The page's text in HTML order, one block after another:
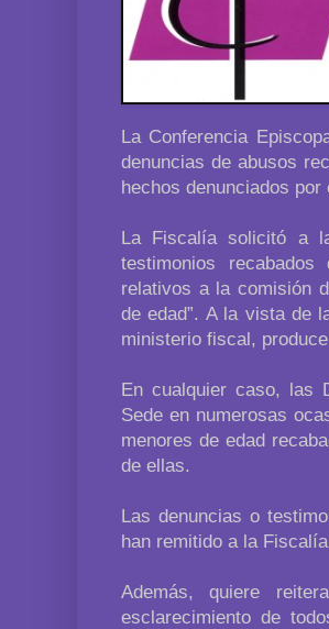
La Conferencia
denuncias de abusos
hechos denunciados por
La Fiscalía solicitó a
testimonios
relativos a la comisión
de edad”. A la vista de
ministerio fiscal,
En cualquier caso, las
Sede en numerosas
menores de edad
de ellas.
Las denuncias o
han remitido a la
Además, quiere
esclarecimiento de